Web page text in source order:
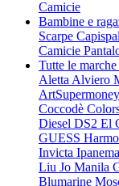
Camicie
Bambine e
Scarpe
Camicie
Tutte le marche
Aletta Alviero
ArtSupermoney
Coccodè
Diesel DS2 El
GUESS
Invicta Ipanema
Liu Jo Manila
Blumarine